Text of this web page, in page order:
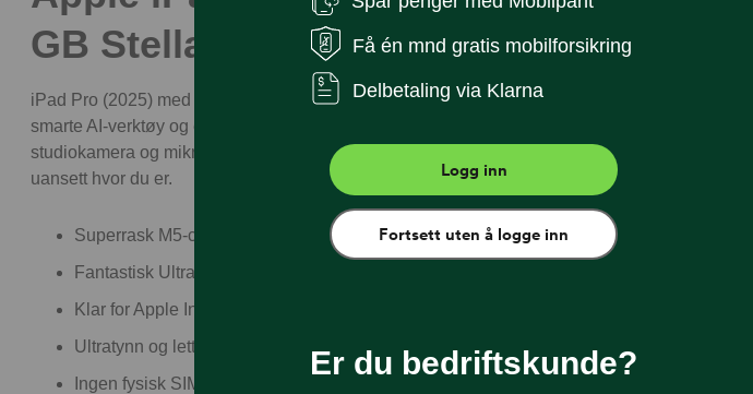
GB Stellarsvart
iPad Pro (2025) med M5-chip og Ultra Retina XDR-skjerm gir deg ekstrem ytelse,
smarte AI-verktøy og en fantastisk visuell opplevelse. Med 5G, Wi-Fi 7,
studiokamera og mikrofoner, er den perfekt for både jobb, kreativitet og innhold –
uansett hvor du er.
Superrask M5-chip – superrask ytelse for jobb og kreativitet
Fantastisk Ultra Retina XDR-skjerm – lyssterk og full av detaljer
Klar for Apple Intelligence – med smarte verktøy for tekst og bilder
Ultratynn og lett – med heldagsbatteri og hurtiglading
Ingen fysisk SIM – bare sømløs 5G med eSIM fra Talkmore
Få én mnd gratis mobilforsikring
Delbetaling via Klarna
Logg inn
Fortsett uten å logge inn
Er du bedriftskunde?